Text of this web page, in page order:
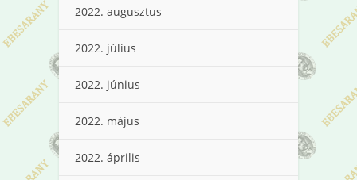
2022. augusztus
2022. július
2022. június
2022. május
2022. április